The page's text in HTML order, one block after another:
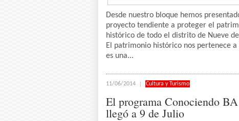
Desde nuestro bloque hemos
proyecto tendiente a proteger el
histórico de todo el distrito de Nueve
El patrimonio histórico nos pertenece a
es una...
11/06/2014 Cultura y Turismo
El programa Conociendo BA
llegó a 9 de Julio